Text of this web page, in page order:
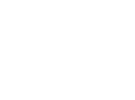
ecosistema.